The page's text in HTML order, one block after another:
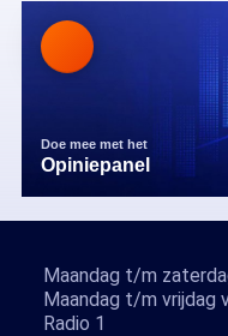
Doe mee met het
Opiniepanel
Maandag t/m
Maandag t/m vrijdag
Radio 1